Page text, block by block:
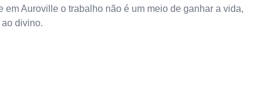
em Auroville o trabalho não é um meio de ganhar a vida,
divino.